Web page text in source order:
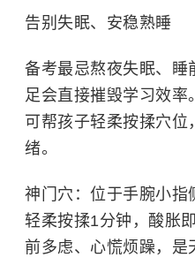
告别失眠、安稳熟睡
备考最忌熬夜失眠、睡
足会直接摧毁学习效率
可帮孩子轻柔按揉穴位
绪。
神门穴： 位于手腕小指
轻柔按揉1分钟，酸胀
前多虑、心慌烦躁，是